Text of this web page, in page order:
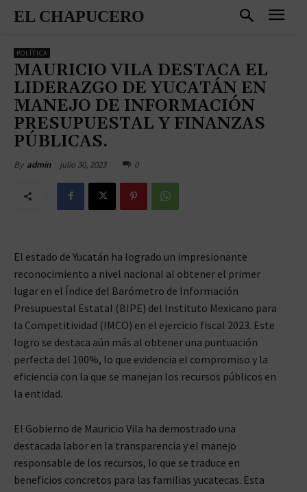
EL CHAPUCERO
POLÍTICA
MAURICIO VILA DESTACA EL
LIDERAZGO DE YUCATÁN EN
MANEJO DE INFORMACIÓN
PRESUPUESTAL Y FINANZAS
PÚBLICAS.
By admin julio 30, 2023 0
El estado de Yucatán ha logrado un impresionante
reconocimiento a nivel nacional al obtener el primer
lugar en el Índice del Barómetro de Información
Presupuestal Estatal (BIPE) del Instituto Mexicano para
la Competitividad (IMCO) en el ejercicio fiscal 2023. Este
logro se destaca aún más al obtener una puntuación
perfecta del 100%, lo que evidencia el compromiso y la
eficiencia con la que se manejan los recursos públicos en
la entidad.
El Gobierno de Mauricio Vila ha demostrado una
destacada labor en la transparencia y el manejo
responsable de los recursos, lo que se traduce en
beneficios concretos para las familias yucatecas. Esta